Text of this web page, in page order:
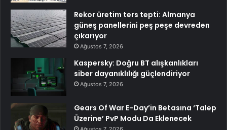
Rekor üretim ters tepti: Almanya
güneş panellerini peş peşe devreden
çıkarıyor
Ağustos 7, 2026
Kaspersky: Doğru BT alışkanlıkları
siber dayanıklılığı güçlendiriyor
Ağustos 7, 2026
Gears Of War E-Day’in Betasına ‘Talep
Üzerine’ PvP Modu Da Eklenecek